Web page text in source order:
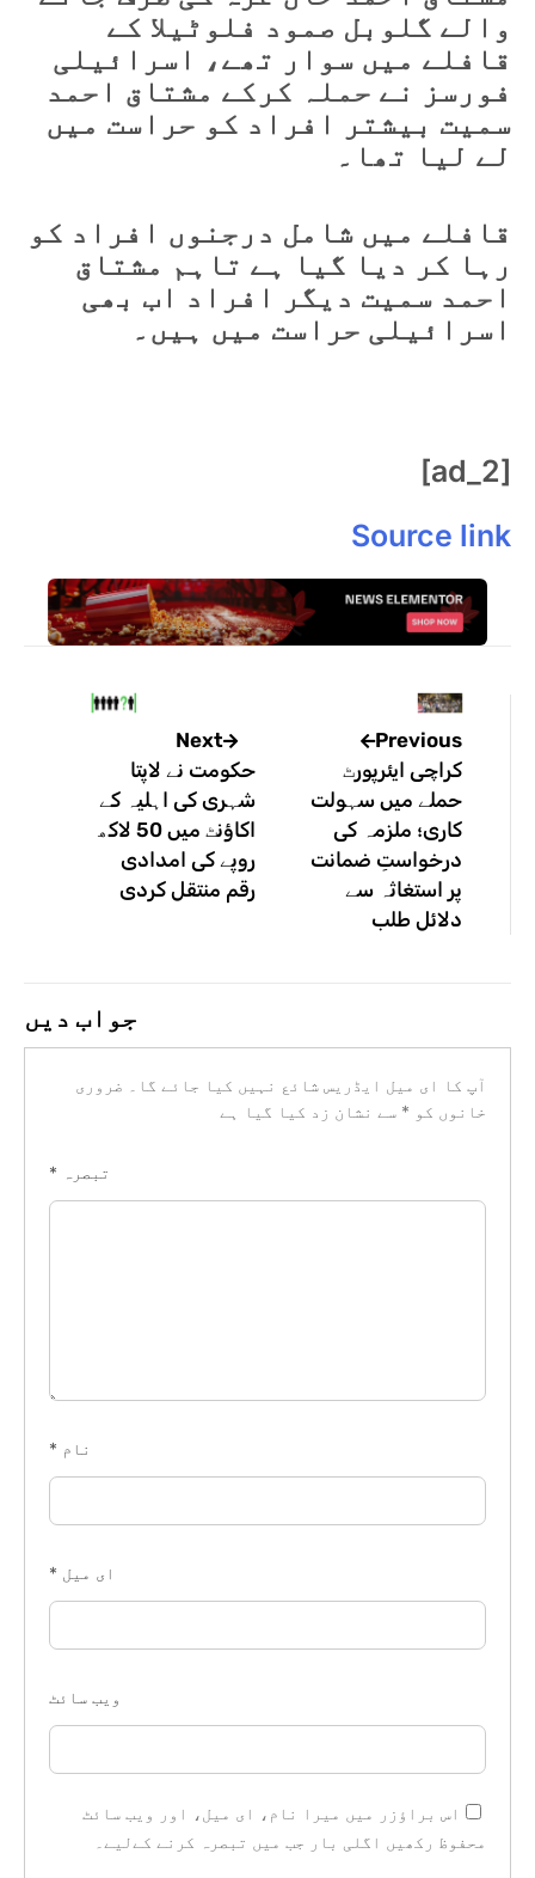
والے گلوبل صمود فلوٹیلا کے
قافلے میں سوار تھے، اسرائیلی
فورسز نے حملہ کرکے مشتاق احمد
سمیت بیشتر افراد کو حراست میں
لے لیا تھا۔
قافلے میں شامل درجنوں افراد کو
رہا کر دیا گیا ہے تاہم مشتاق
احمد سمیت دیگر افراد اب بھی
اسرائیلی حراست میں ہیں۔
[ad_2]
Source link
Previous
کراچی ایئرپورٹ
حملے میں سہولت
کاری؛ ملزمہ کی
درخواستِ ضمانت
پر استغاثہ سے
دلائل طلب
Next
حکومت نے لاپتا
شہری کی اہلیہ کے
اکاؤنٹ میں 50 لاکھ
روپے کی امدادی
رقم منتقل کردی
جواب دیں
آپ کا ای میل ایڈریس شائع نہیں کیا جائے گا۔
ضروری
خانوں کو * سے نشان زد کیا گیا ہے
تبصرہ *
نام *
ای میل *
ویب‌ سائٹ
اس براؤزر میں میرا نام، ای میل، اور ویب سائٹ
محفوظ رکھیں اگلی بار جب میں تبصرہ کرنے کےلیے۔